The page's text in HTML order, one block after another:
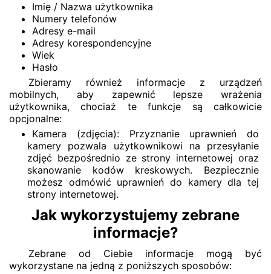
Imię / Nazwa użytkownika
Numery telefonów
Adresy e-mail
Adresy korespondencyjne
Wiek
Hasło
Zbieramy również informacje z urządzeń
mobilnych, aby zapewnić lepsze wrażenia
użytkownika, chociaż te funkcje są całkowicie
opcjonalne:
Kamera (zdjęcia): Przyznanie uprawnień do
kamery pozwala użytkownikowi na przesyłanie
zdjęć bezpośrednio ze strony internetowej oraz
skanowanie kodów kreskowych. Bezpiecznie
możesz odmówić uprawnień do kamery dla tej
strony internetowej.
Jak wykorzystujemy zebrane
informacje?
Zebrane od Ciebie informacje mogą być
wykorzystane na jedną z poniższych sposobów: